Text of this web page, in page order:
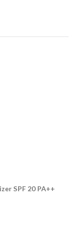
SPF 20 PA++